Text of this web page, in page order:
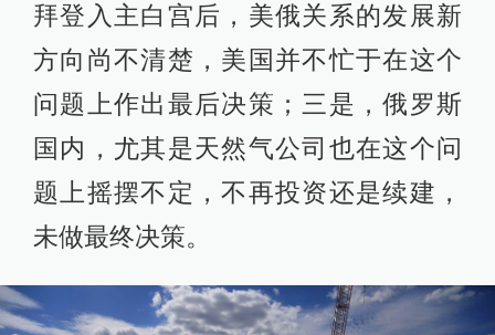
拜登入主白宫后，美俄关系的发展新
方向尚不清楚，美国并不忙于在这个
问题上作出最后决策；三是，俄罗斯
国内，尤其是天然气公司也在这个问
题上摇摆不定，不再投资还是续建，
未做最终决策。